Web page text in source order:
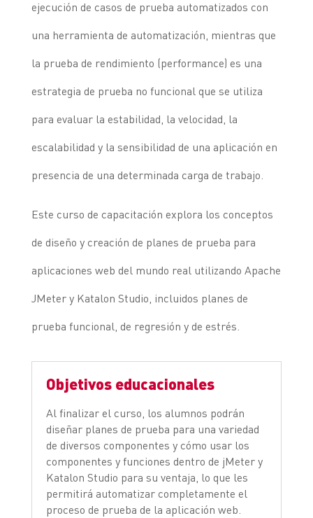
ejecución de casos de prueba automatizados con
una herramienta de automatización, mientras que
la prueba de rendimiento (performance) es una
estrategia de prueba no funcional que se utiliza
para evaluar la estabilidad, la velocidad, la
escalabilidad y la sensibilidad de una aplicación en
presencia de una determinada carga de trabajo.
Este curso de capacitación explora los conceptos
de diseño y creación de planes de prueba para
aplicaciones web del mundo real utilizando Apache
JMeter y Katalon Studio, incluidos planes de
prueba funcional, de regresión y de estrés.
Objetivos educacionales
Al finalizar el curso, los alumnos podrán
diseñar planes de prueba para una variedad
de diversos componentes y cómo usar los
componentes y funciones dentro de jMeter y
Katalon Studio para su ventaja, lo que les
permitirá automatizar completamente el
proceso de prueba de la aplicación web.